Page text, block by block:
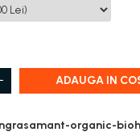
ADAUGA IN
organic-